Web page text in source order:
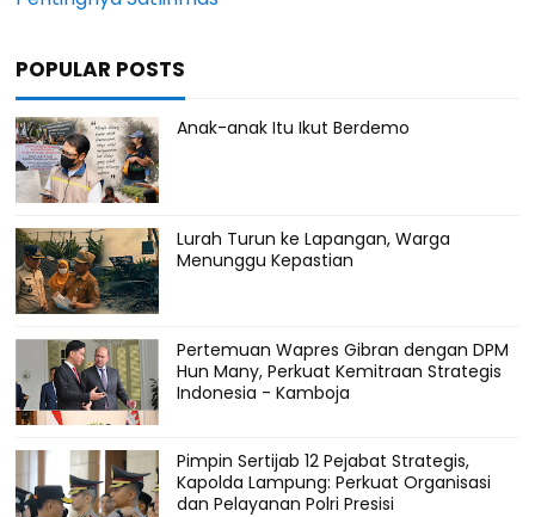
POPULAR POSTS
Anak-anak Itu Ikut Berdemo
Lurah Turun ke Lapangan, Warga
Menunggu Kepastian
Pertemuan Wapres Gibran dengan DPM
Hun Many, Perkuat Kemitraan Strategis
Indonesia - Kamboja
Pimpin Sertijab 12 Pejabat Strategis,
Kapolda Lampung: Perkuat Organisasi
dan Pelayanan Polri Presisi